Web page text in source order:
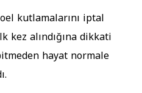
kutlamalarını iptal
kez alındığına dikkati
hayat normale